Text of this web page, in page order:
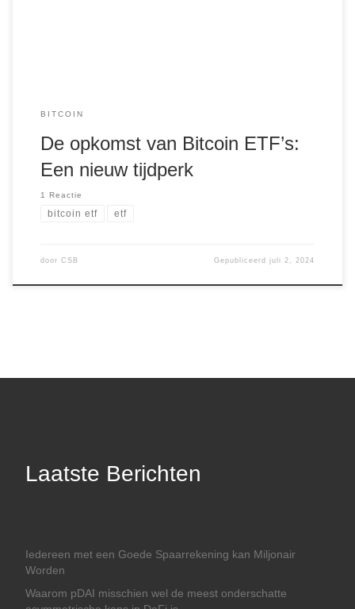
BITCOIN
De opkomst van Bitcoin ETF’s:
Een nieuw tijdperk
1 Reactie
bitcoin etf etf
door CSB Gepubliceerdjuli 2, 2024
Laatste Berichten
Iedereen met een Goede Spaarrekening kan Miljonair
Worden
Waarom pDAI misschien wel de meest onderschatte